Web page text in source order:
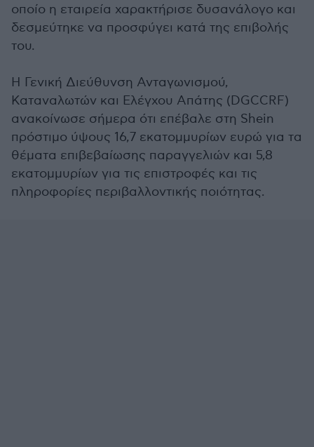
οποίο η εταιρεία χαρακτήρισε δυσανάλογο και
δεσμεύτηκε να προσφύγει κατά της επιβολής
του.
Η Γενική Διεύθυνση Ανταγωνισμού,
Καταναλωτών και Ελέγχου Απάτης (DGCCRF)
ανακοίνωσε σήμερα ότι επέβαλε στη Shein
πρόστιμο ύψους 16,7 εκατομμυρίων ευρώ για τα
θέματα επιβεβαίωσης παραγγελιών και 5,8
εκατομμυρίων για τις επιστροφές και τις
πληροφορίες περιβαλλοντικής ποιότητας.